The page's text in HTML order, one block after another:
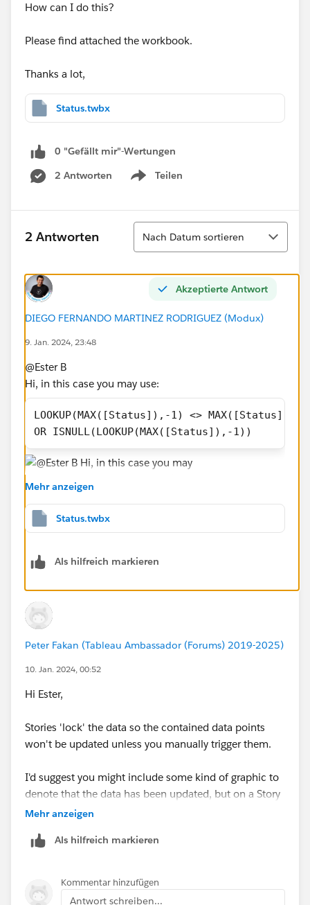
How can I do this?
Please find attached the workbook.
Thanks a lot,
Status.twbx
0 "Gefällt mir"-Wertungen
2 Antworten
Teilen
Show menu
2 Antworten
Sortieren
Nach Datum sortieren
Akzeptierte Antwort
DIEGO FERNANDO MARTINEZ RODRIGUEZ (Modux)
9. Jan. 2024, 23:48
@Ester B​
Hi, in this case you may use:
LOOKUP(MAX([Status]),-1) <> MAX([Status])
OR ISNULL(LOOKUP(MAX([Status]),-1))
Take into account, line 2 is to show the ticket initial
status. Attached you will find the workbook.
If this post resolves the question, would you be so
kind to "Select as Best"?. This will help other users find
track of answered questions. Thank you.
Tableau Visionary and Forums Ambassador
Mehr anzeigen
Status.twbx
Als hilfreich markieren
Peter Fakan (Tableau Ambassador (Forums) 2019-2025)
10. Jan. 2024, 00:52
Hi Ester,
Stories 'lock' the data so the contained data points
won't be updated unless you manually trigger them.
I'd suggest you might include some kind of graphic to
denote that the data has been updated, but on a Story
this will be a manual inclusion.
HTH
Mehr anzeigen
Als hilfreich markieren
Kommentar hinzufügen
Antwort schreiben...